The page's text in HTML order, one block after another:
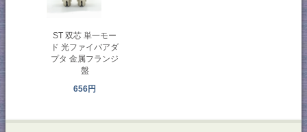
ST 双芯 単一モー
ド 光ファイバアダ
プタ 金属フランジ
盤
656円